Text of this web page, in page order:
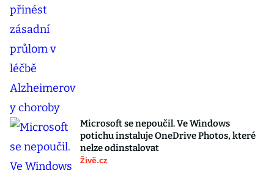
Microsoft se nepoučil. Ve Windows
potichu instaluje OneDrive Photos, které
nelze odinstalovat
Živě.cz